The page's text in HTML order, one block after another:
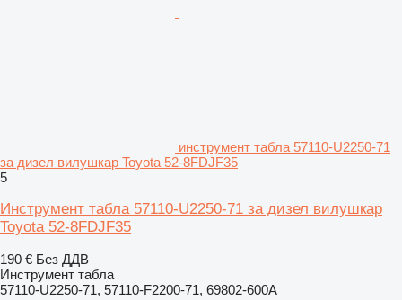
инструмент табла 57110-U2250-71
за дизел вилушкар Toyota 52-8FDJF35
5
Инструмент табла 57110-U2250-71 за дизел вилушкар
Toyota 52-8FDJF35
190 € Без ДДВ
Инструмент табла
57110-U2250-71, 57110-F2200-71, 69802-600A